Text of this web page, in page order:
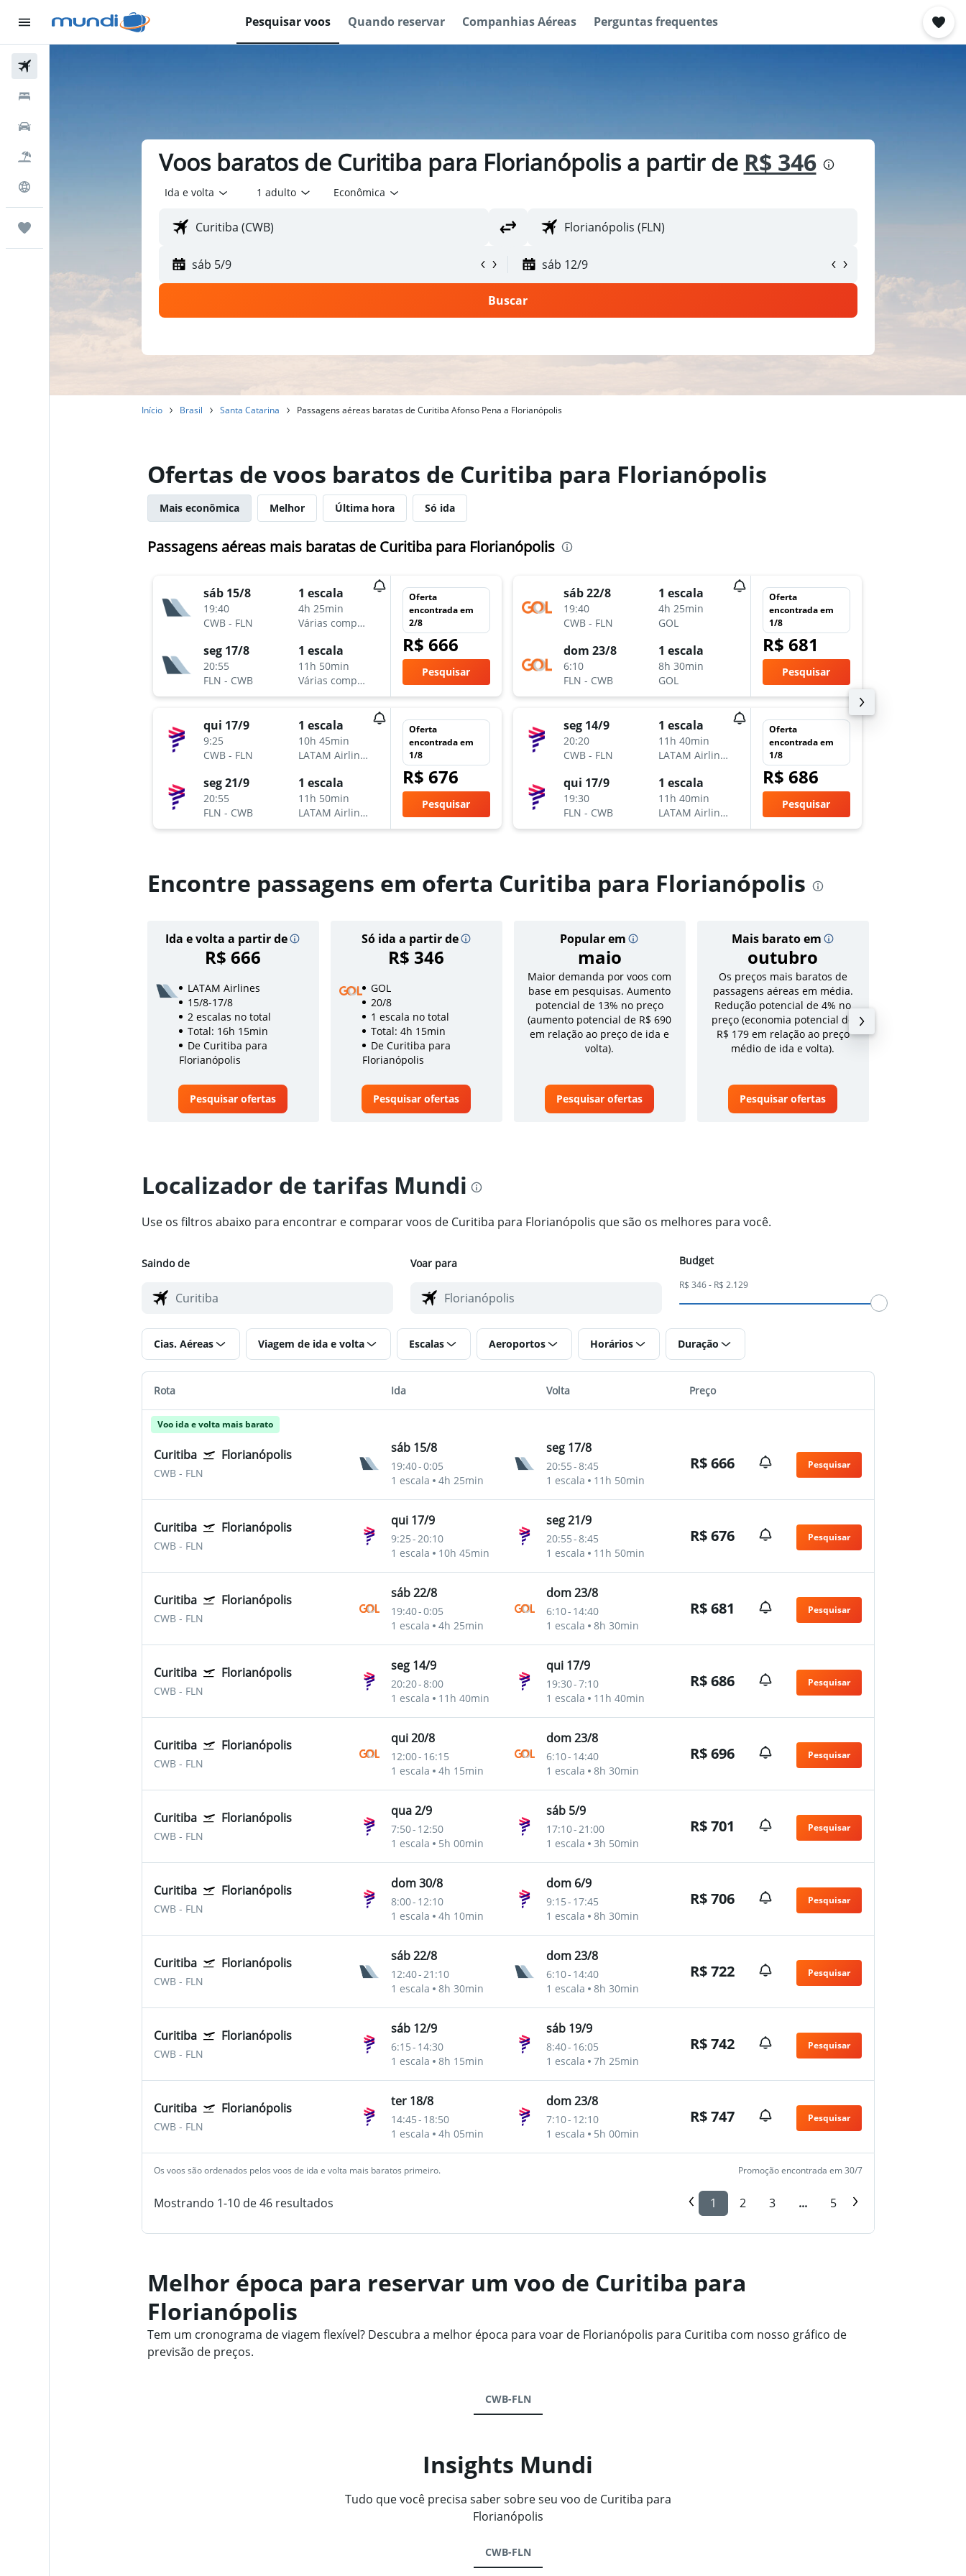
Pesquisar voos Quando reservar Companhias Aéreas Perguntas frequentes
Voos baratos de Curitiba para Florianópolis a partir de R$ 346
Ida e volta 1 adulto Econômica
sáb 5/9 sáb 12/9
Buscar
Início Brasil Santa Catarina Passagens aéreas baratas de Curitiba Afonso Pena a Florianópolis
Ofertas de voos baratos de Curitiba para Florianópolis
Mais econômica Melhor Última hora Só ida
Passagens aéreas mais baratas de Curitiba para Florianópolis
sáb 15/8
19:40
CWB- FLN
1 escala
4h 25min
Várias companhias aéreas
seg 17/8
20:55
FLN - CWB
1 escala
11h 50min
Várias companhias aéreas
Oferta
encontrada em
2/8
R$ 666
Pesquisar
qui 17/9
9:25
CWB- FLN
1 escala
10h 45min
LATAM Airlines
seg 21/9
20:55
FLN - CWB
1 escala
11h 50min
LATAM Airlines
Oferta
encontrada em
1/8
R$ 676
Pesquisar
sáb 22/8
19:40
CWB- FLN
1 escala
4h 25min
GOL
dom 23/8
6:10
FLN - CWB
1 escala
8h 30min
GOL
Oferta
encontrada em
1/8
R$ 681
Pesquisar
seg 14/9
20:20
CWB- FLN
1 escala
11h 40min
LATAM Airlines
qui 17/9
19:30
FLN - CWB
1 escala
11h 40min
LATAM Airlines
Oferta
encontrada em
1/8
R$ 686
Pesquisar
Encontre passagens em oferta Curitiba para Florianópolis
Ida e volta a partir de
R$ 666
Só ida a partir de
R$ 346
Popular em
maio
Mais barato em
outubro
LATAM Airlines
15/8-17/8
2 escalas no total
Total: 16h 15min
De Curitiba para
Florianópolis
Pesquisar ofertas
GOL
20/8
1 escala no total
Total: 4h 15min
De Curitiba para
Florianópolis
Pesquisar ofertas
Maior demanda por voos com
base em pesquisas. Aumento
potencial de 13% no preço
(aumento potencial de R$ 690
em relação ao preço de ida e
volta).
Pesquisar ofertas
Os preços mais baratos de
passagens aéreas em média.
Redução potencial de 4% no
preço (economia potencial de
R$ 179 em relação ao preço
médio de ida e volta).
Pesquisar ofertas
Localizador de tarifas Mundi
Use os filtros abaixo para encontrar e comparar voos de Curitiba para Florianópolis que são os melhores para você.
Saindo de Voar para Budget
R$ 346 - R$ 2.129
Cias. Aéreas Viagem de ida e volta Escalas Aeroportos Horários Duração
Rota Ida Volta Preço
Voo ida e volta mais barato
Curitiba Florianópolis
CWB- FLN
sáb 15/8
19:40-0:05
1 escala
4h 25min
seg 17/8
20:55-8:45
1 escala
11h 50min
R$ 666 Pesquisar
Curitiba Florianópolis
CWB- FLN
qui 17/9
9:25-20:10
1 escala
10h 45min
seg 21/9
20:55-8:45
1 escala
11h 50min
R$ 676 Pesquisar
Curitiba Florianópolis
CWB- FLN
sáb 22/8
19:40-0:05
1 escala
4h 25min
dom 23/8
6:10- 14:40
1 escala
8h 30min
R$ 681 Pesquisar
Curitiba Florianópolis
CWB- FLN
seg 14/9
20:20-8:00
1 escala
11h 40min
qui 17/9
19:30-7:10
1 escala
11h 40min
R$ 686 Pesquisar
Curitiba Florianópolis
CWB- FLN
qui 20/8
12:00- 16:15
1 escala
4h 15min
dom 23/8
6:10- 14:40
1 escala
8h 30min
R$ 696 Pesquisar
Curitiba Florianópolis
CWB- FLN
qua 2/9
7:50- 12:50
1 escala
5h 00min
sáb 5/9
17:10-21:00
1 escala
3h 50min
R$ 701 Pesquisar
Curitiba Florianópolis
CWB- FLN
dom 30/8
8:00- 12:10
1 escala
4h 10min
dom 6/9
9:15- 17:45
1 escala
8h 30min
R$ 706 Pesquisar
Curitiba Florianópolis
CWB- FLN
sáb 22/8
12:40-21:10
1 escala
8h 30min
dom 23/8
6:10- 14:40
1 escala
8h 30min
R$ 722 Pesquisar
Curitiba Florianópolis
CWB- FLN
sáb 12/9
6:15- 14:30
1 escala
8h 15min
sáb 19/9
8:40- 16:05
1 escala
7h 25min
R$ 742 Pesquisar
Curitiba Florianópolis
CWB- FLN
ter 18/8
14:45- 18:50
1 escala
4h 05min
dom 23/8
7:10- 12:10
1 escala
5h 00min
R$ 747 Pesquisar
Os voos são ordenados pelos voos de ida e volta mais baratos primeiro. Promoção encontrada em 30/7
Mostrando 1-10 de 46 resultados 1 2 3 ... 5
Melhor época para reservar um voo de Curitiba para
Florianópolis
Tem um cronograma de viagem flexível? Descubra a melhor época para voar de Florianópolis para Curitiba com nosso gráfico de
previsão de preços.
CWB-FLN
Insights Mundi
Tudo que você precisa saber sobre seu voo de Curitiba para
Florianópolis
CWB-FLN